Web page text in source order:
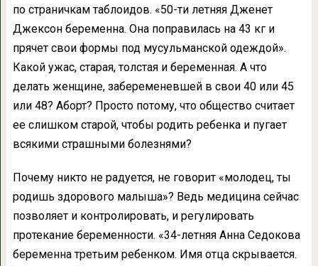
по страничкам таблоидов. «50-ти летняя Дженет
Джексон беременна. Она поправилась на 43 кг и
прячет свои формы под мусульманской одеждой».
Какой ужас, старая, толстая и беременная. А что
делать женщине, забеременевшей в свои 40 или 45
или 48? Аборт? Просто потому, что общество считает
ее слишком старой, чтобы родить ребенка и пугает
всякими страшными болезнями?
Почему никто не радуется, не говорит «молодец, ты
родишь здорового малыша»? Ведь медицина сейчас
позволяет и контролировать, и регулировать
протекание беременности. «34-летняя Анна Седокова
беременна третьим ребенком. Имя отца скрывается.